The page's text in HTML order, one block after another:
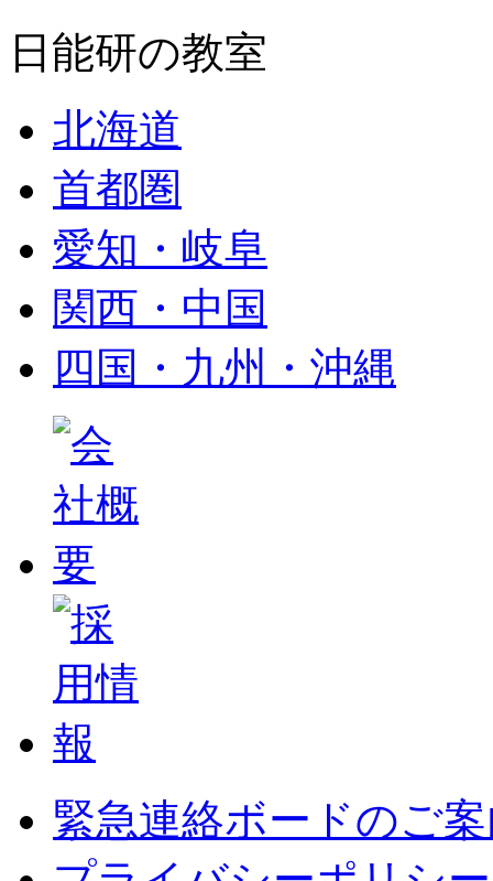
日能研の教室
北海道
首都圏
愛知・岐阜
関西・中国
四国・九州・沖縄
緊急連絡ボードのご